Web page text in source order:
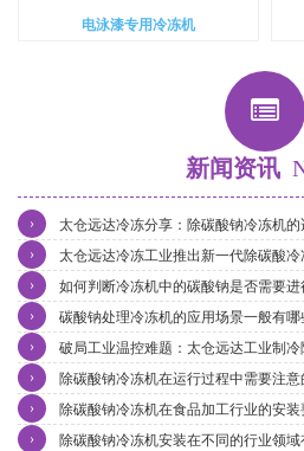
电泳漆专用冷冻机
新闻资讯
太仓远达冷冻分享：除碳酸钠冷冻机的
›
太仓远达冷冻工业推出新一代除碳酸
›
如何判断冷冻机中的碳酸钠是否需要进
›
碳酸钠处理冷冻机的应用场景一般有哪
›
破局工业温控难题：太仓远达工业制
›
除碳酸钠冷冻机在运行过程中需要注意
›
除碳酸钠冷冻机在食品加工行业的安装
›
除碳酸钠冷冻机安装在不同的行业领域
›